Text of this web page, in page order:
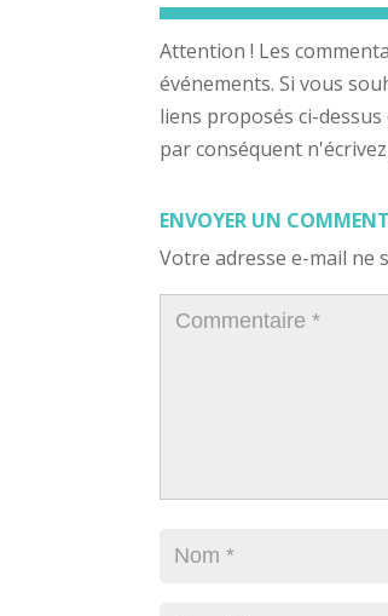
Attention ! Les
événements. Si vous
liens proposés ci-
par conséquent
ENVOYER UN
Votre adresse e-mail ne